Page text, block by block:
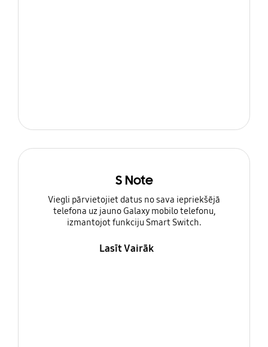
S Note
Viegli pārvietojiet datus no sava iepriekšējā
telefona uz jauno Galaxy mobilo telefonu,
izmantojot funkciju Smart Switch.
Lasīt Vairāk